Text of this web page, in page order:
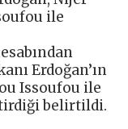
ile
Erdoğan’ın
Issoufou ile
belirtildi.